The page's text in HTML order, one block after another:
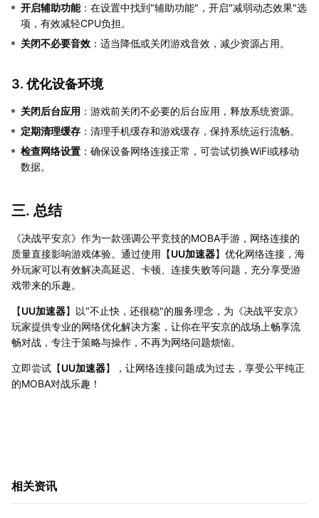
开启辅助功能：在设置中找到"辅助功能"，开启"减弱动态效果"选
项，有效减轻CPU负担。
关闭不必要音效 ：适当降低或关闭游戏音效，减少资源占用。
3. 优化设备环境
关闭后台应用 ：游戏前关闭不必要的后台应用，释放系统资源。
定期清理缓存 ：清理手机缓存和游戏缓存，保持系统运行流畅。
检查网络设置 ：确保设备网络连接正常，可尝试切换WiFi或移动
数据。
三. 总结
《决战平安京》作为一款强调公平竞技的MOBA手游，网络连接的
质量直接影响游戏体验。通过使用【UU加速器】优化网络连接，海
外玩家可以有效解决高延迟、卡顿、连接失败等问题，充分享受游
戏带来的乐趣。
【UU加速器】以"不止快，还很稳"的服务理念，为《决战平安京》
玩家提供专业的网络优化解决方案，让你在平安京的战场上畅享流
畅对战，专注于策略与操作，不再为网络问题烦恼。
立即尝试【UU加速器】，让网络连接问题成为过去，享受公平纯正
的MOBA对战乐趣！
相关资讯